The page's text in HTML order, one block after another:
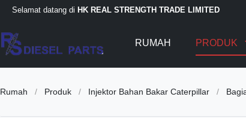
Selamat datang di HK REAL STRENGTH TRADE LIMITED
RUMAH PRODUK
Rumah / Produk / Injektor Bahan Bakar Caterpillar /